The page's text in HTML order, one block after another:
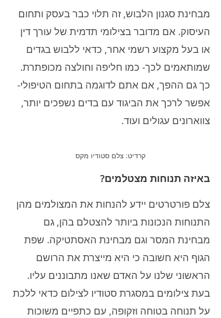
מבחינת סגנון הלבוש, זה תלוי כבר בעסק ותחום
העיסוק. אם מדובר בצילומי תדמית של עורך דין
או בעל מקצוע רשמי אחר, כדאי ללבוש בגדים
שמותאמים לכך- כמו חליפה וחולצה מכופתרת.
כך גם ההפך, אם אתם לדוגמה בתחום הטיפולי-
אפשר לרכך את הביגוד עם בדים נשפכים יותר,
צווארונים עגולים ועוד.
קרדיט: צלם סטודיו מקס
באיזה תנוחות מצטלמים?
צלם פורטרטים יידע להנחות את המצולמים מהן
התנוחות הנכונות ביותר להצטלם בהן, גם
מבחינת המסר וגם מבחינת האסתטיקה. שפת
הגוף היא חשובה כי היא מייצרת את הרושם
הראשוני שלנו על האדם שאנו מתבוננים עליו.
בעת צילומים במסגרת סטודיו לצילום כדאי ללכת
על תנוחה בטוחה וזקופה, עם כתפיים משוכות